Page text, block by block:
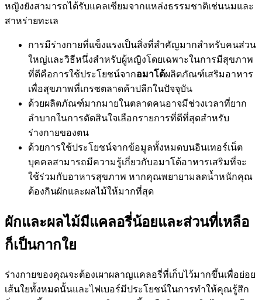
หญิงยังสามารถได้รับแคลเซียมจากแหล่งธรรมชาติเช่นนมและ
สาหร่ายทะเล
การมีร่างกายที่แข็งแรงเป็นสิ่งที่สำคัญมากสำหรับคนส่วน
ใหญ่และวิธีหนึ่งสำหรับผู้หญิงโดยเฉพาะในการมีสุขภาพ
ที่ดีคือการใช้ประโยชน์จากอมาโด้ผลิตภัณฑ์เสริมอาหาร
เพื่อสุขภาพที่เกรซตลาดค้าปลีกในปัจจุบัน
ด้วยผลิตภัณฑ์มากมายในตลาดคนอาจมีช่วงเวลาที่ยาก
ลำบากในการตัดสินใจเลือกรายการที่ดีที่สุดสำหรับ
ร่างกายของตน
ด้วยการใช้ประโยชน์จากข้อมูลทั้งหมดบนอินเทอร์เน็ต
บุคคลสามารถมีความรู้เกี่ยวกับอมาโด้อาหารเสริมที่จะ
ใช้ร่วมกับอาหารสุขภาพ หากคุณพยายามลดน้ำหนักคุณ
ต้องกินผักและผลไม้ให้มากที่สุด
ผักและผลไม้มีแคลอรี่น้อยและส่วนที่เหลือ
ก็เป็นกากใย
ร่างกายของคุณจะต้องเผาผลาญแคลอรี่ที่เก็บไว้มากขึ้นเพื่อย่อย
เส้นใยทั้งหมดนั้นและไฟเบอร์มีประโยชน์ในการทำให้คุณรู้สึก